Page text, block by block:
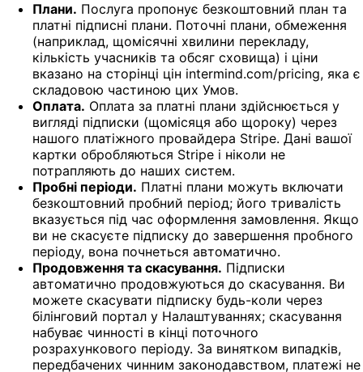
Плани. Послуга пропонує безкоштовний план та
платні підписні плани. Поточні плани, обмеження
(наприклад, щомісячні хвилини перекладу,
кількість учасників та обсяг сховища) і ціни
вказано на сторінці цін intermind.com/pricing, яка є
складовою частиною цих Умов.
Оплата. Оплата за платні плани здійснюється у
вигляді підписки (щомісяця або щороку) через
нашого платіжного провайдера Stripe. Дані вашої
картки обробляються Stripe і ніколи не
потрапляють до наших систем.
Пробні періоди. Платні плани можуть включати
безкоштовний пробний період; його тривалість
вказується під час оформлення замовлення. Якщо
ви не скасуєте підписку до завершення пробного
періоду, вона почнеться автоматично.
Продовження та скасування. Підписки
автоматично продовжуються до скасування. Ви
можете скасувати підписку будь-коли через
білінговий портал у Налаштуваннях; скасування
набуває чинності в кінці поточного
розрахункового періоду. За винятком випадків,
передбачених чинним законодавством, платежі не